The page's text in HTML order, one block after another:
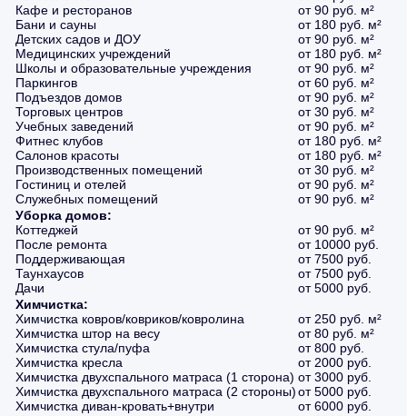
Кафе и ресторанов
от 90 руб. м²
Бани и сауны
от 180 руб. м²
Детских садов и ДОУ
от 90 руб. м²
Медицинских учреждений
от 180 руб. м²
Школы и образовательные учреждения
от 90 руб. м²
Паркингов
от 60 руб. м²
Подъездов домов
от 90 руб. м²
Торговых центров
от 30 руб. м²
Учебных заведений
от 90 руб. м²
Фитнес клубов
от 180 руб. м²
Салонов красоты
от 180 руб. м²
Производственных помещений
от 30 руб. м²
Гостиниц и отелей
от 90 руб. м²
Служебных помещений
от 90 руб. м²
Уборка домов:
Коттеджей
от 90 руб. м²
После ремонта
от 10000 руб.
Поддерживающая
от 7500 руб.
Таунхаусов
от 7500 руб.
Дачи
от 5000 руб.
Химчистка:
Химчистка ковров/ковриков/ковролина
от 250 руб. м²
Химчистка штор на весу
от 80 руб. м²
Химчистка стула/пуфа
от 800 руб.
Химчистка кресла
от 2000 руб.
Химчистка двухспального матраса (1 сторона) от 3000 руб.
Химчистка двухспального матраса (2 стороны)от 5000 руб.
Химчистка диван-кровать+внутри
от 6000 руб.